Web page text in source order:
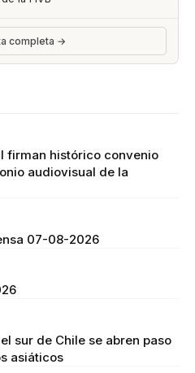
completa →
firman histórico convenio
audiovisual de la
07-08-2026
sur de Chile se abren paso
asiáticos